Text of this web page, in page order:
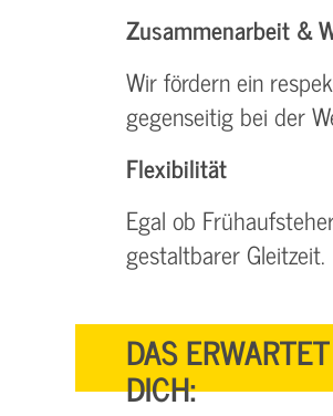
Zusammenarbeit &
Wir fördern ein
gegenseitig bei der
Flexibilität
Egal ob
gestaltbarer Gleitzeit.
DAS ERWARTET
DICH: